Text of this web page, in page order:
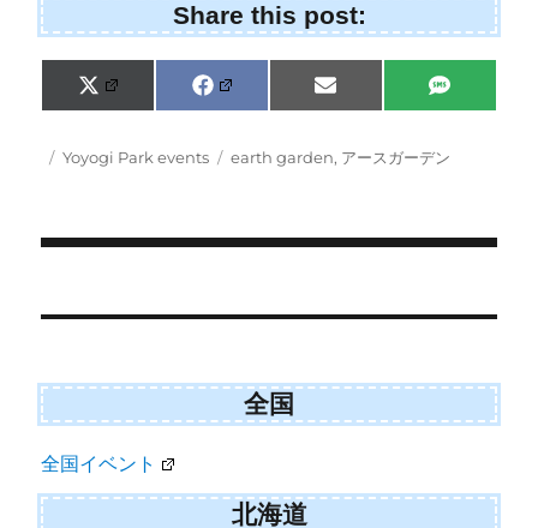
Share this post:
Share
on
X
(
w
i
r
Share
on
F
a
e
Share
on
E
m
l
Share
on
S
M
Posted
Categories
Yoyogi Park events Tags
earth garden, アースガーデン
navigation
全国
全国イベント
北海道